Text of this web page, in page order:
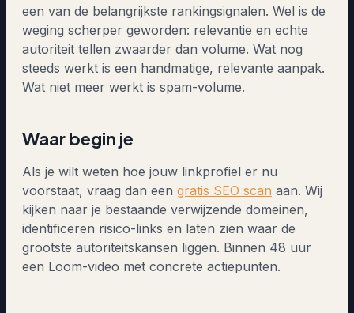
een van de belangrijkste rankingsignalen. Wel is de
weging scherper geworden: relevantie en echte
autoriteit tellen zwaarder dan volume. Wat nog
steeds werkt is een handmatige, relevante aanpak.
Wat niet meer werkt is spam-volume.
Waar begin je
Als je wilt weten hoe jouw linkprofiel er nu
voorstaat, vraag dan een gratis SEO scan aan. Wij
kijken naar je bestaande verwijzende domeinen,
identificeren risico-links en laten zien waar de
grootste autoriteitskansen liggen. Binnen 48 uur
een Loom-video met concrete actiepunten.